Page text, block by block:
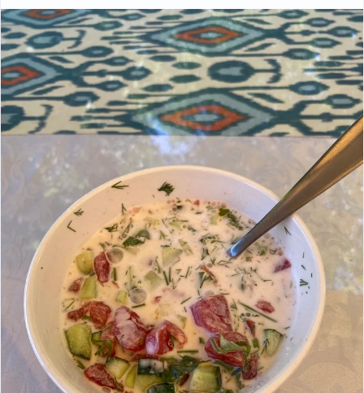
См. пункт 15
Окрошка дѣлается изъ разныхъ жеркихъ мясъ, съ
лукомъ, огурцами, сливами, нальется огурешнымъ или
сливнымъ росоломъ.
На рассоле. И ни слова ни о квасе, ни тем более о
кефире